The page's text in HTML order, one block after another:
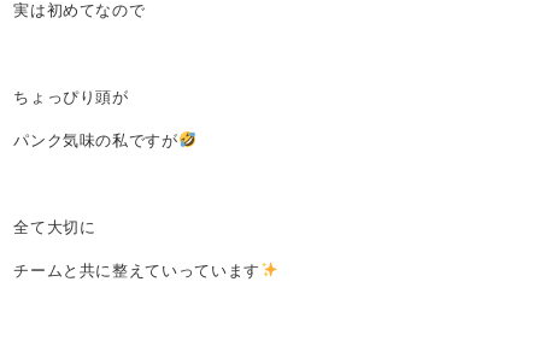
実は初めてなので
ちょっぴり頭が
パンク気味の私ですが
全て大切に
チームと共に整えていっています